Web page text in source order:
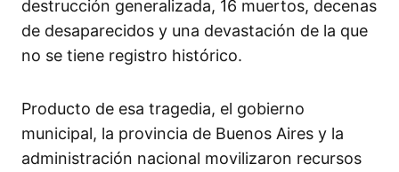
destrucción generalizada, 16 muertos, decenas
de desaparecidos y una devastación de la que
no se tiene registro histórico.
Producto de esa tragedia, el gobierno
municipal, la provincia de Buenos Aires y la
administración nacional movilizaron recursos